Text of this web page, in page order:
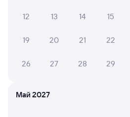
12 13 14 15
19 20 21 22
26 27 28 29
Май 2027